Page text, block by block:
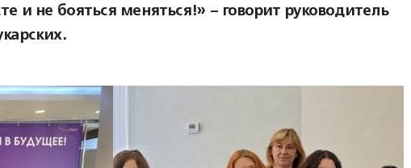
и не бояться меняться!» – говорит руководитель